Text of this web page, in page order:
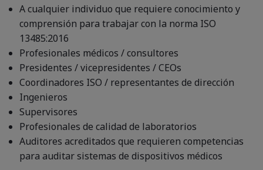
A cualquier individuo que requiere conocimiento y
comprensión para trabajar con la norma ISO
13485:2016
Profesionales médicos / consultores
Presidentes / vicepresidentes / CEOs
Coordinadores ISO / representantes de dirección
Ingenieros
Supervisores
Profesionales de calidad de laboratorios
Auditores acreditados que requieren competencias
para auditar sistemas de dispositivos médicos